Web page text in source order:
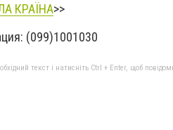
КРАЇНА>>
(099)1001030
текст і натисніть Ctrl + Enter, щоб